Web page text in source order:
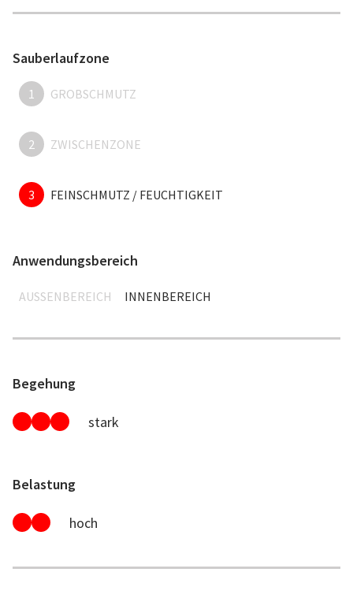
Sauberlaufzone
1 GROBSCHMUTZ
2 ZWISCHENZONE
3 FEINSCHMUTZ / FEUCHTIGKEIT
Anwendungsbereich
AUSSENBEREICH INNENBEREICH
Begehung
stark
Belastung
hoch